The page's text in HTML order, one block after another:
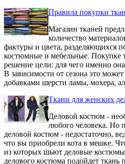
Правила покупки
Магазин тканей
количество
фактуры и цвета, разделяющихся
костюмные и мебельные. Покупке
решение цели: для чего именно
В зависимости от сезона это
добавками шерсти ламы, мохера,
Ткани для женских
Деловой костюм -
любого человека. Но
деловой костюм - недостаточно,
что вы приобрели кота в мешке.
из которых шьют деловые
делового костюма подойдет ткань